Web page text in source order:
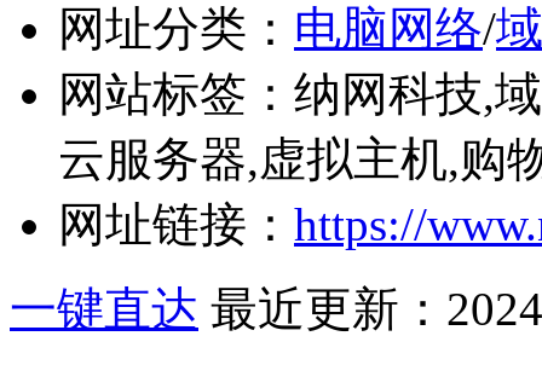
网址分类： 电脑网络/
网站标签： 纳网科技,
云服务器,虚拟主机,购
网址链接： https://
一键直达 最近更新：